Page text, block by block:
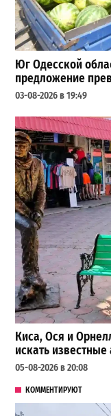
Юг Одесской
предложение
03-08-2026 в 19:49
Киса, Ося и
искать
05-08-2026 в 20:08
КОММЕНТИРУЮТ